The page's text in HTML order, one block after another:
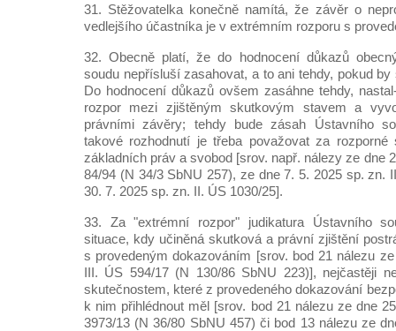
31. Stěžovatelka konečně namítá, že závěr o
vedlejšího účastníka je v extrémním rozporu s
32. Obecně platí, že do hodnocení důkazů
soudu nepřísluší zasahovat, a to ani tehdy, pokud
Do hodnocení důkazů ovšem zasáhne tehdy,
rozpor mezi zjištěným skutkovým stavem a
právními závěry; tehdy bude zásah Ústavního
takové rozhodnutí je třeba považovat za
základních práv a svobod [srov. např. nálezy ze dne
84/94 (N 34/3 SbNU 257), ze dne 7. 5. 2025 sp. zn.
30. 7. 2025 sp. zn. II. ÚS 1030/25].
33. Za "extrémní rozpor" judikatura Ústavního
situace, kdy učiněná skutková a právní zjištění
s provedeným dokazováním [srov. bod 21 nálezu
III. ÚS 594/17 (N 130/86 SbNU 223)], nejčastěji
skutečnostem, které z provedeného dokazování
k nim přihlédnout měl [srov. bod 21 nálezu ze dne
3973/13 (N 36/80 SbNU 457) či bod 13 nálezu ze